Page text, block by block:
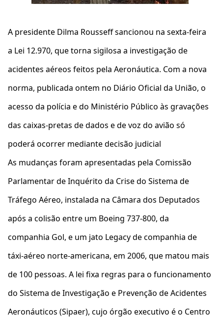
A presidente Dilma Rousseff sancionou na sexta-feira
a Lei 12.970, que torna sigilosa a investigação de
acidentes aéreos feitos pela Aeronáutica. Com a nova
norma, publicada ontem no Diário Oficial da União, o
acesso da polícia e do Ministério Público às gravações
das caixas-pretas de dados e de voz do avião só
poderá ocorrer mediante decisão judicial
As mudanças foram apresentadas pela Comissão
Parlamentar de Inquérito da Crise do Sistema de
Tráfego Aéreo, instalada na Câmara dos Deputados
após a colisão entre um Boeing 737-800, da
companhia Gol, e um jato Legacy de companhia de
táxi-aéreo norte-americana, em 2006, que matou mais
de 100 pessoas. A lei fixa regras para o funcionamento
do Sistema de Investigação e Prevenção de Acidentes
Aeronáuticos (Sipaer), cujo órgão executivo é o Centro